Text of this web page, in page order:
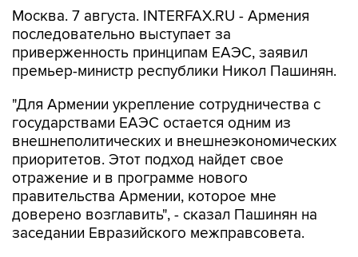
Москва. 7 августа. INTERFAX.RU - Армения
последовательно выступает за
приверженность принципам ЕАЭС, заявил
премьер-министр республики Никол Пашинян.
"Для Армении укрепление сотрудничества с
государствами ЕАЭС остается одним из
внешнеполитических и внешнеэкономических
приоритетов. Этот подход найдет свое
отражение и в программе нового
правительства Армении, которое мне
доверено возглавить", - сказал Пашинян на
заседании Евразийского межправсовета.